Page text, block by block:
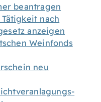
beantragen
nach
anzeigen
Weinfonds
neu